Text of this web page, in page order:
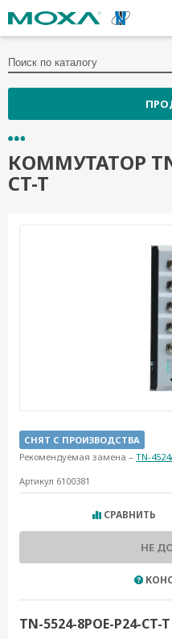
КОММУТАТОР
CT-T
СНЯТ С ПРОИЗВОДСТВА
Рекомендуемая замена – TN-
Артикул 6100381
СРАВНИТЬ
НЕ
TN-5524-8POE-P24-CT-T